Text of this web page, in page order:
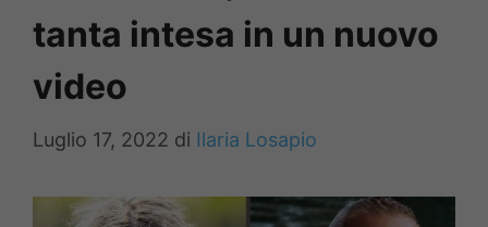
tanta intesa in un nuovo
video
Luglio 17, 2022 di Ilaria Losapio